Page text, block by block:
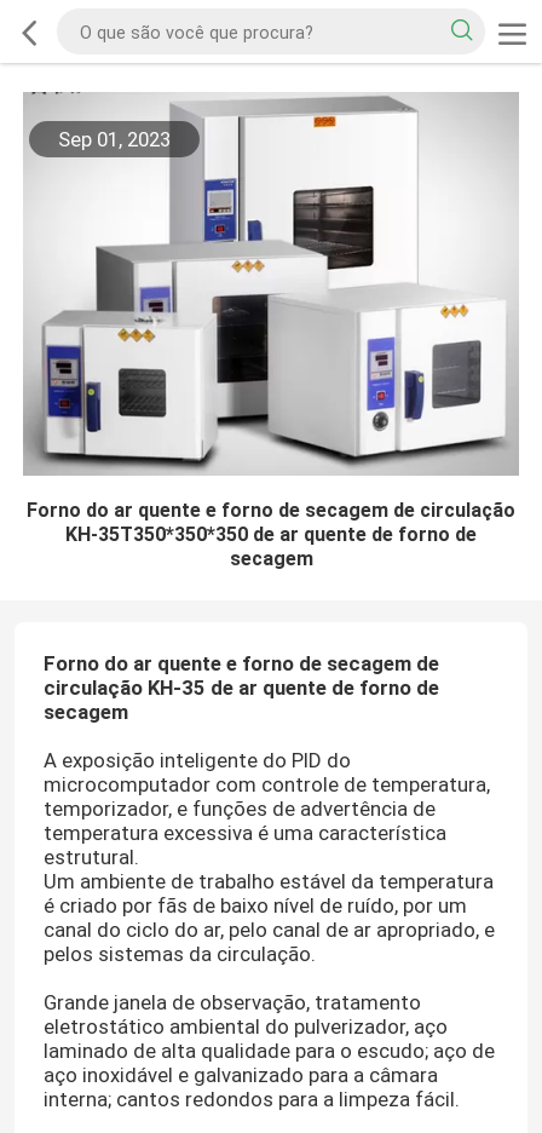
Sep 01, 2023
Forno do ar quente e forno de secagem de circulação
KH-35T350*350*350 de ar quente de forno de
secagem
Forno do ar quente e forno de secagem de
circulação KH-35 de ar quente de forno de
secagem
A exposição inteligente do PID do
microcomputador com controle de temperatura,
temporizador, e funções de advertência de
temperatura excessiva é uma característica
estrutural.
Um ambiente de trabalho estável da temperatura
é criado por fãs de baixo nível de ruído, por um
canal do ciclo do ar, pelo canal de ar apropriado, e
pelos sistemas da circulação.
Grande janela de observação, tratamento
eletrostático ambiental do pulverizador, aço
laminado de alta qualidade para o escudo; aço de
aço inoxidável e galvanizado para a câmara
interna; cantos redondos para a limpeza fácil.